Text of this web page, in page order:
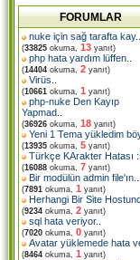
FORUMLAR
nuke için sağ tarafta kay..
(33825 okuma, 13 yanıt)
php hata yardım lüffen
(14404 okuma, 2 yanıt)
Virüs
(10661 okuma, 1 yanıt)
php-nuke Den Kayıp
Yapmad
(36926 okuma, 18 yanıt)
Yeni 1 Tema yükledim
(13935 okuma, 5 yanıt)
Türkçe KArakter Hatası
(16088 okuma, 7 yanıt)
Bir modülün admin file'ın
(7891 okuma, 1 yanıt)
Herhangi Bir Site
(9234 okuma, 2 yanıt)
sql hata veriyor..
(7020 okuma, 0 yanıt)
Avatar yüklemede hata
(8464 okuma, 1 yanıt)